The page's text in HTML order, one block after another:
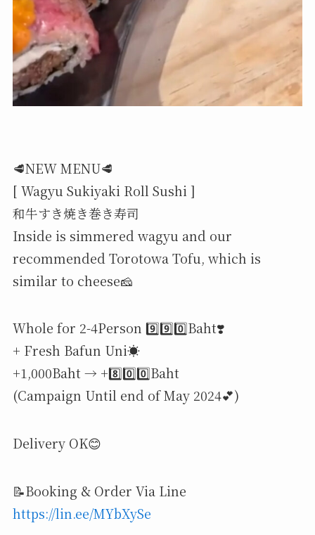
🥩NEW MENU🥩
[ Wagyu Sukiyaki Roll Sushi ]
和牛すき焼き巻き寿司
Inside is simmered wagyu and our
recommended Torotowa Tofu, which is
similar to cheese🧀
Whole for 2-4Person 9️⃣9️⃣0️⃣Baht❣️
+ Fresh Bafun Uni☀️
+1,000Baht → +8️⃣0️⃣0️⃣Baht
(Campaign Until end of May 2024💕)
Delivery OK😊
📝Booking & Order Via Line
https://lin.ee/MYbXySe